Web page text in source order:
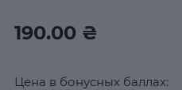
190.00 ₴
Цена в бонусных баллах: